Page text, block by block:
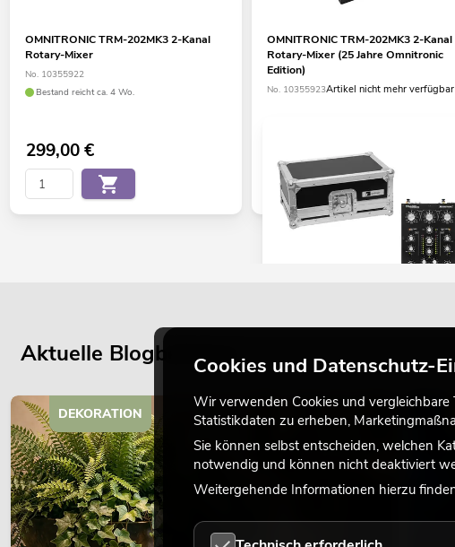
OMNITRONIC TRM-202MK3 2-Kanal
Rotary-Mixer
No. 10355922
Bestand reicht ca. 4 Wo.
299,00€
OMNITRONIC TRM-202MK3 2-Kanal
Rotary-Mixer (25 Jahre Omnitronic
Edition)
No. 10355923Artikel nicht mehr verfügbar
No. 20000666
449,00€
Aktuelle Blogbeiträge
DEKORATION
Cookies und Datenschutz-
Wir verwenden Cookies und
Statistikdaten zu erheben,
Sie können selbst entscheiden, welchen
notwendig und können nicht deaktiviert
Weitergehende Informationen hierzu